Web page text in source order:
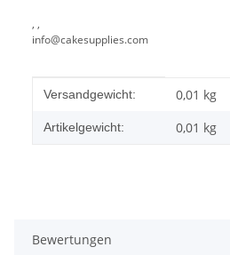
, ,
info@cakesupplies.com
Produkteigenschaft
Wert
Versandgewicht: 0,01 kg
Artikelgewicht: 0,01 kg
Bewertungen